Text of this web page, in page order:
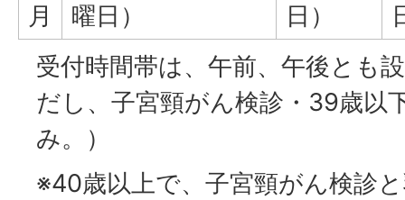
月
曜日）
日）
受付時間帯は、午前、午後とも
だし、子宮頸がん検診・39歳以
み。）
※40歳以上で、子宮頸がん検診